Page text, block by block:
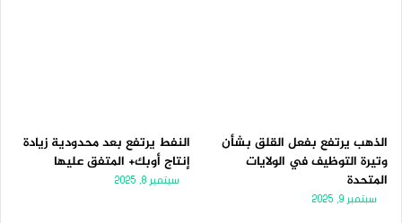
الذهب يرتفع بفعل القلق بشأن
وتيرة التوظيف في الولايات
المتحدة
سبتمبر 9, 2025
النفط يرتفع بعد محدودية زيادة
إنتاج أوبك+ المتفق عليها
سبتمبر 8, 2025